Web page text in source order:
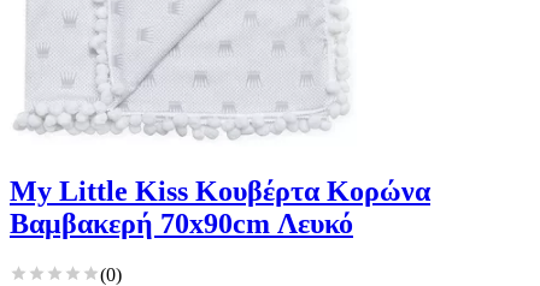
My Little Kiss Κουβέρτα Κορώνα
Βαμβακερή 70x90cm Λευκό
(0)